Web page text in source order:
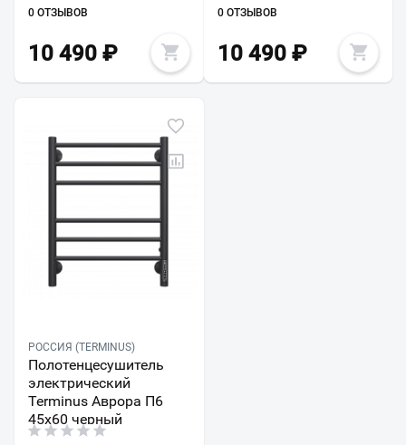
0 ОТЗЫВОВ
10 490 ₽
0 ОТЗЫВОВ
10 490₽
РОССИЯ (TERMINUS)
Полотенцесушитель
электрический
Terminus Аврора П6
45х60 черный